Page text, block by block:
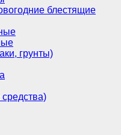
блестящие
грунты)